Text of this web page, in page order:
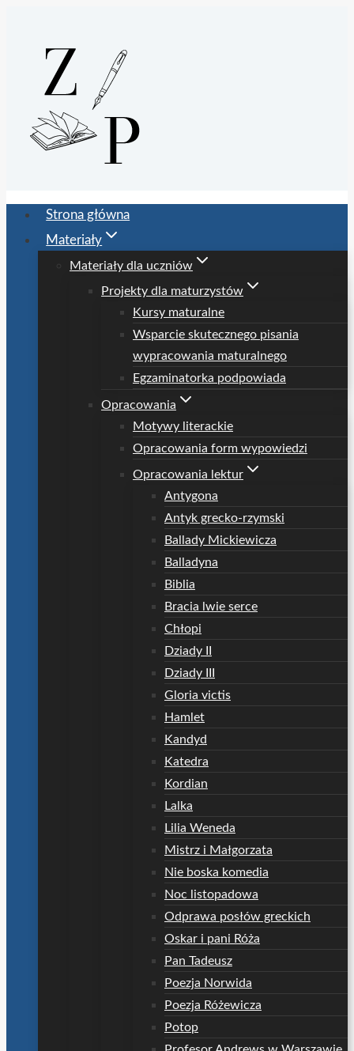
Strona główna
Materiały
Materiały dla uczniów
Projekty dla maturzystów
Kursy maturalne
Wsparcie skutecznego pisania
wypracowania maturalnego
Egzaminatorka podpowiada
Opracowania
Motywy literackie
Opracowania form wypowiedzi
Opracowania lektur
Antygona
Antyk grecko-rzymski
Ballady Mickiewicza
Balladyna
Biblia
Bracia lwie serce
Chłopi
Dziady II
Dziady III
Gloria victis
Hamlet
Kandyd
Katedra
Kordian
Lalka
Lilia Weneda
Mistrz i Małgorzata
Nie boska komedia
Noc listopadowa
Odprawa posłów greckich
Oskar i pani Róża
Pan Tadeusz
Poezja Norwida
Poezja Różewicza
Potop